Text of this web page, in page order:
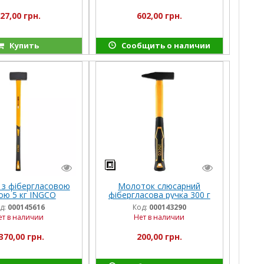
грн.
Купить
602,00 грн.
Сообщить о наличии
фібергласовою
5 кг INGCO
000145616
в наличии
грн.
Молоток слюсарний
фібергласова ручка 300 г
INGCO
Код: 000143290
Нет в наличии
200,00 грн.